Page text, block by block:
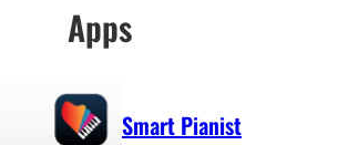
Apps
Smart Pianist